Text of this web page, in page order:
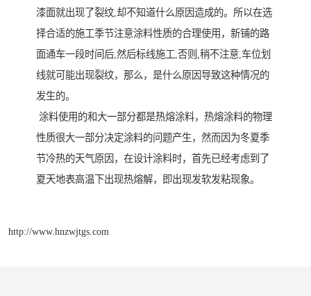
漆面就出现了裂纹,却不知道什么原因造成的。所以在选
择合适的施工季节注意涂料性质的合理使用，新铺的路
面通车一段时间后,然后标线施工,否则,稍不注意,车位划
线就可能出现裂纹，那么，是什么原因导致这种情况的
发生的。
涂料使用的和大一部分都是热熔涂料，热熔涂料的物理
性质很大一部分决定涂料的问题产生，然而因为冬夏季
节冷热的天气原因，在设计涂料时，首先已经考虑到了
夏天地表高温下出现热熔解，即出现发软发粘现象。
http://www.hnzwjtgs.com